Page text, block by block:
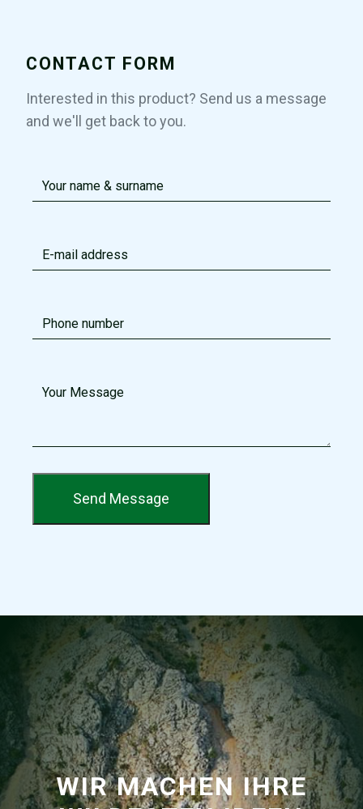
CONTACT FORM
Interested in this product? Send us a message
and we'll get back to you.
Send Message
WIR MACHEN IHRE